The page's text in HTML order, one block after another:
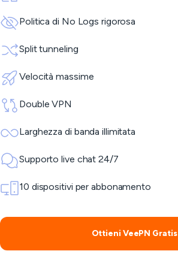
Politica di No Logs rigorosa
Split tunneling
Velocità massime
Double VPN
Larghezza di banda illimitata
Supporto live chat 24/7
10 dispositivi per abbonamento
Ottieni VeePN Gratis